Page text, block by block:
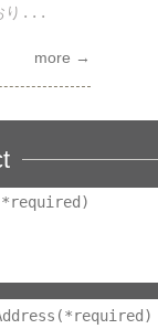
り...
more →